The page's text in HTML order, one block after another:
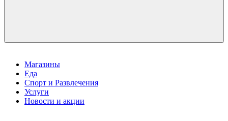
Магазины
Еда
Спорт и Развлечения
Услуги
Новости и акции